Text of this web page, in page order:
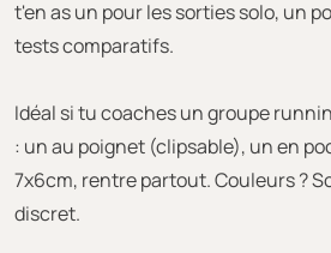
t'en as un pour les sorties solo, un
tests comparatifs.
Idéal si tu coaches un groupe
: un au poignet (clipsable), un en
7x6cm, rentre partout. Couleurs ?
discret.